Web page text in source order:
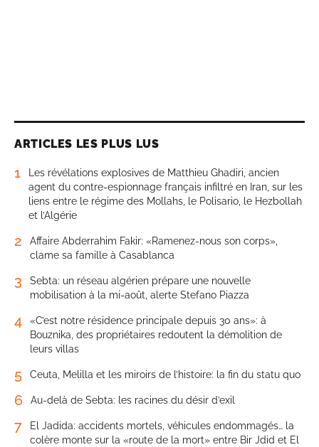
ARTICLES LES PLUS LUS
1
Les révélations explosives de Matthieu Ghadiri, ancien
agent du contre-espionnage français infiltré en Iran, sur les
liens entre le régime des Mollahs, le Polisario, le Hezbollah
et l’Algérie
2
Affaire Abderrahim Fakir: «Ramenez-nous son corps»,
clame sa famille à Casablanca
3
Sebta: un réseau algérien prépare une nouvelle
mobilisation à la mi-août, alerte Stefano Piazza
4
«C’est notre résidence principale depuis 30 ans»: à
Bouznika, des propriétaires redoutent la démolition de
leurs villas
5 Ceuta, Melilla et les miroirs de l’histoire: la fin du statu quo
6 Au-delà de Sebta: les racines du désir d’exil
7
El Jadida: accidents mortels, véhicules endommagés… la
colère monte sur la «route de la mort» entre Bir Jdid et El